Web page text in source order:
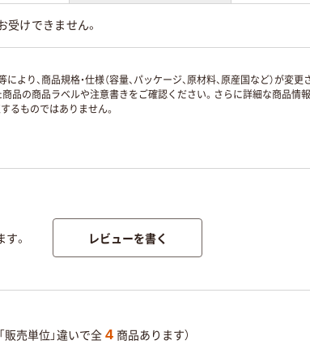
受けできません。
り、商品規格・仕様（容量、パッケージ、原材料、原産国など）が変
の商品ラベルや注意書きをご確認ください。さらに詳細な商品情
るものではありません。
。 レビューを書く
「販売単位」違いで全 4 商品あります）